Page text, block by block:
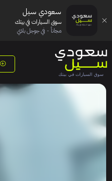
سعودي سيل
سوق السيارات في بيتك
مجاناً - في جوجل بلاي